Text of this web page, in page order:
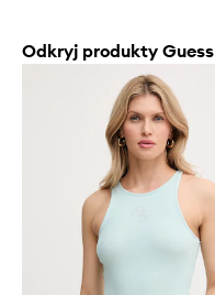
Odkryj produkty Guess